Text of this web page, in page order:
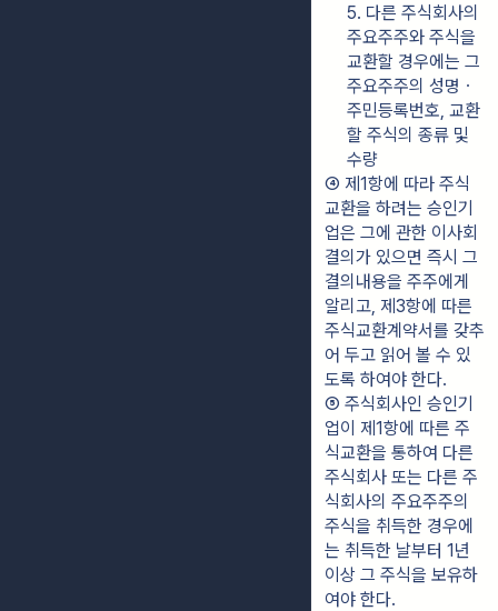
5. 다른 주식회사의
주요주주와 주식을
교환할 경우에는 그
주요주주의 성명ㆍ
주민등록번호, 교환
할 주식의 종류 및
수량
④ 제1항에 따라 주식
교환을 하려는 승인기
업은 그에 관한 이사회
결의가 있으면 즉시 그
결의내용을 주주에게
알리고, 제3항에 따른
주식교환계약서를 갖추
어 두고 읽어 볼 수 있
도록 하여야 한다.
⑤ 주식회사인 승인기
업이 제1항에 따른 주
식교환을 통하여 다른
주식회사 또는 다른 주
식회사의 주요주주의
주식을 취득한 경우에
는 취득한 날부터 1년
이상 그 주식을 보유하
여야 한다.